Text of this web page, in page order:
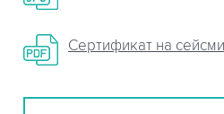
Сертификат на